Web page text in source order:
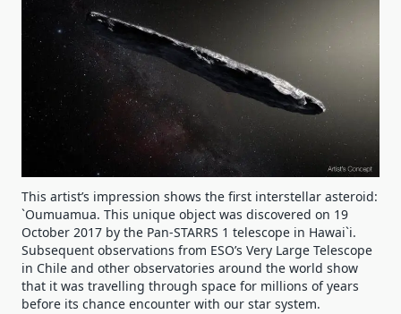
This artist’s impression shows the first interstellar asteroid:
`Oumuamua. This unique object was discovered on 19
October 2017 by the Pan-STARRS 1 telescope in Hawai`i.
Subsequent observations from ESO’s Very Large Telescope
in Chile and other observatories around the world show
that it was travelling through space for millions of years
before its chance encounter with our star system.